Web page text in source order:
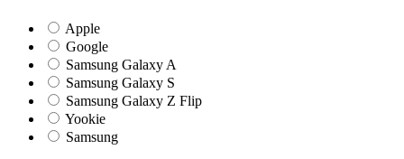
Apple
Google
Samsung Galaxy A
Samsung Galaxy S
Samsung Galaxy Z Flip
Yookie
Samsung